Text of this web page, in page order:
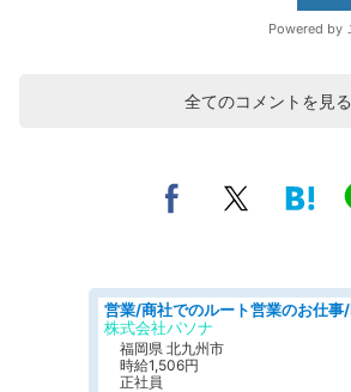
全てのコメントを見る
株式会社パソナ
福岡県 北九州市
時給1,506円
正社員